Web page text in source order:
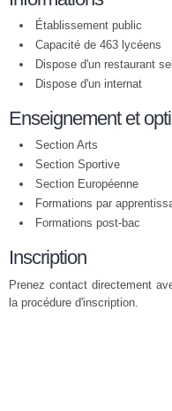
Établissement public
Capacité de 463 lycéens
Dispose d'un restaurant
Dispose d'un internat
Enseignement et
Section Arts
Section Sportive
Section Européenne
Formations par
Formations post-bac
Inscription
Prenez contact directement
la procédure d'inscription.